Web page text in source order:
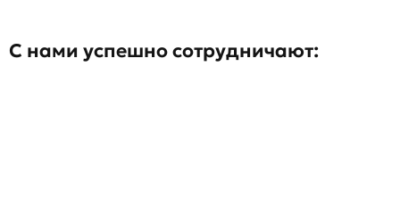
С нами успешно сотрудничают: